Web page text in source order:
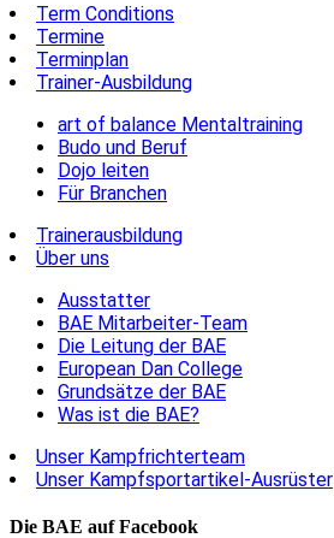
Term Conditions
Termine
Terminplan
Trainer-Ausbildung
art of balance Mentaltraining
Budo und Beruf
Dojo leiten
Für Branchen
Trainerausbildung
Über uns
Ausstatter
BAE Mitarbeiter-Team
Die Leitung der BAE
European Dan College
Grundsätze der BAE
Was ist die BAE?
Unser Kampfrichterteam
Unser Kampfsportartikel-Ausrüster
Die BAE auf Facebook